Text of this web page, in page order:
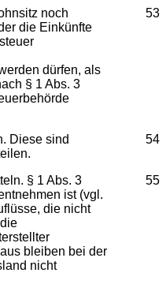
53
noch
die Einkünfte
dürfen, als
§ 1 Abs. 3
54
Diese sind
55
§ 1 Abs. 3
ist (vgl.
die nicht
bleiben bei der
nicht